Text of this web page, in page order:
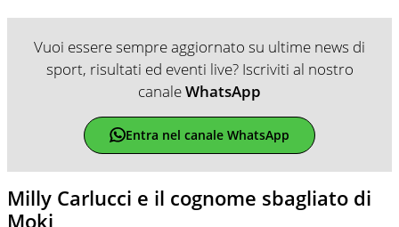
Vuoi essere sempre aggiornato su ultime news di
sport, risultati ed eventi live? Iscriviti al nostro
canaleWhatsApp
Entra nel canale WhatsApp
Milly Carlucci e il cognome sbagliato di
Moki